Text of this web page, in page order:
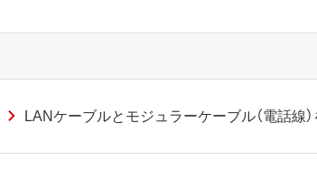
LANケーブルとモジュラーケーブル（電話線